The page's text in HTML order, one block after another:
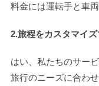
料金には運転手と車
2.旅程をカスタマイズ
はい、私たちのサー
旅行のニーズに合わ